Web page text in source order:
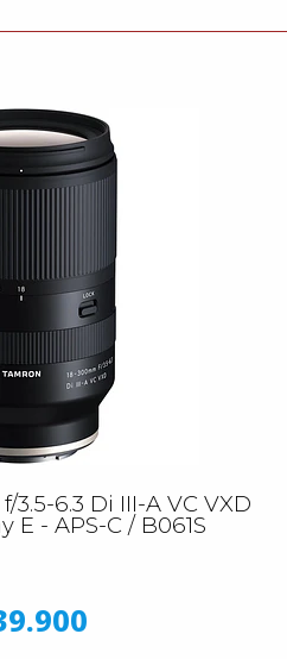
6.3 Di III-A VC VXD
E - APS-C / B061S